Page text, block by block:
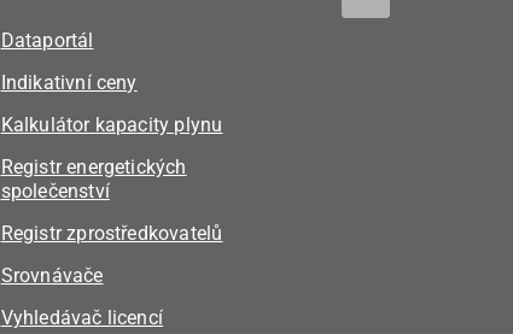
Dataportál
Indikativní ceny
Kalkulátor kapacity plynu
Registr energetických
společenství
Registr zprostředkovatelů
Srovnávače
Vyhledávač licencí